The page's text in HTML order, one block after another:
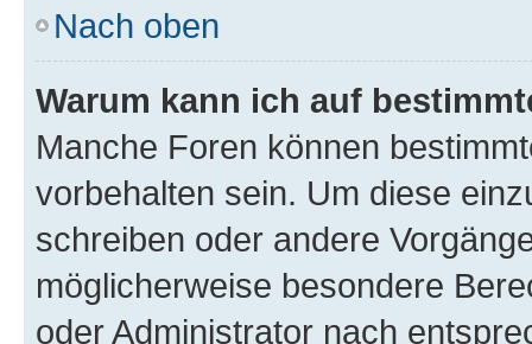
Nach oben
Warum kann ich auf
Manche Foren können
vorbehalten sein. Um diese
schreiben oder andere
möglicherweise besondere
oder Administrator nach